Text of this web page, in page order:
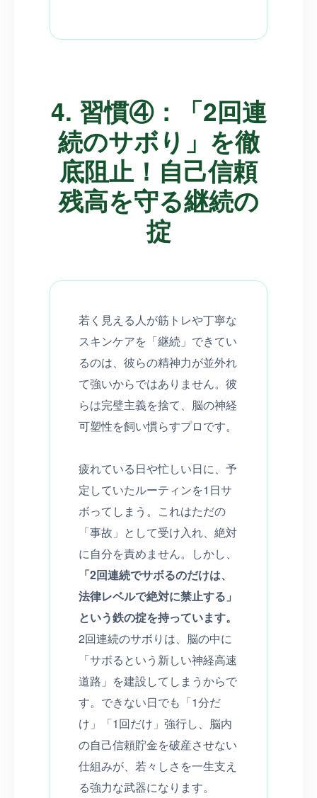
4. 習慣④：「2回連
続のサボり」を徹
底阻止！自己信頼
残高を守る継続の
掟
若く見える人が筋トレや丁寧な
スキンケアを「継続」できてい
るのは、彼らの精神力が並外れ
て強いからではありません。彼
らは完璧主義を捨て、脳の神経
可塑性を飼い慣らすプロです。
疲れている日や忙しい日に、予
定していたルーティンを1日サ
ボってしまう。これはただの
「事故」として受け入れ、絶対
に自分を責めません。しかし、
「2回連続でサボるのだけは、
法律レベルで絶対に禁止する」
という鉄の掟を持っています。
2回連続のサボりは、脳の中に
「サボるという新しい神経高速
道路」を建設してしまうからで
す。できない日でも「1分だ
け」「1回だけ」強行し、脳内
の自己信頼貯金を破産させない
仕組みが、若々しさを一生支え
る強力な武器になります。